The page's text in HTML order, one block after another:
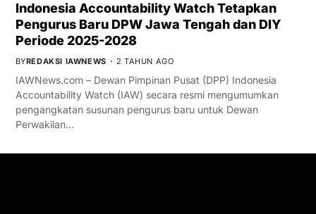
Indonesia Accountability Watch Tetapkan
Pengurus Baru DPW Jawa Tengah dan DIY
Periode 2025-2028
BYREDAKSI IAWNEWS 2 TAHUN AGO
IAWNews.com – Dewan Pimpinan Pusat (DPP) Indonesia
Accountability Watch (IAW) secara resmi mengumumkan
pengangkatan susunan pengurus baru untuk Dewan
Perwakilan…